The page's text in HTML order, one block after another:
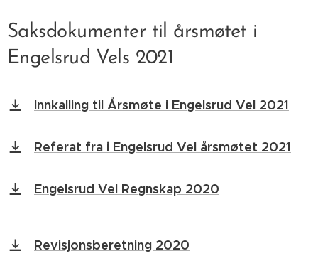
Saksdokumenter til årsmøtet i
Engelsrud Vels 2021
Innkalling til Årsmøte i Engelsrud Vel 2021
Referat fra i Engelsrud Vel årsmøtet 2021
Engelsrud Vel Regnskap 2020
Revisjonsberetning 2020